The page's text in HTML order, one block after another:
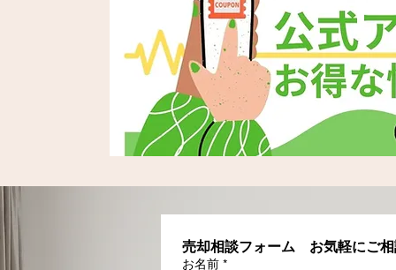
売却相談フォーム　お気軽にご
お名前 *